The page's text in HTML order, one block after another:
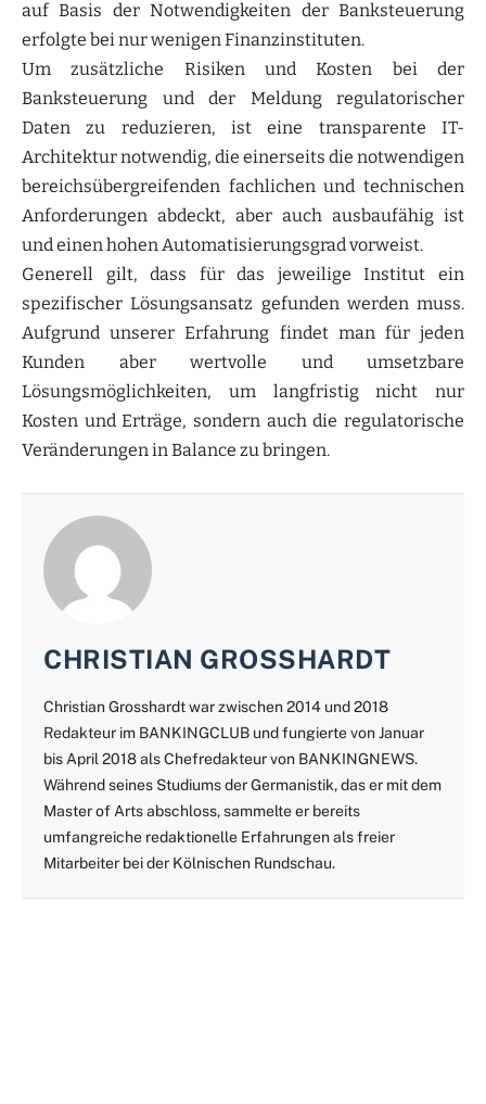
auf Basis der Notwendigkeiten der Banksteuerung
erfolgte bei nur wenigen Finanzinstituten.
Um zusätzliche Risiken und Kosten bei der
Banksteuerung und der Meldung regulatorischer
Daten zu reduzieren, ist eine transparente IT-
Architektur notwendig, die einerseits die notwendigen
bereichsübergreifenden fachlichen und technischen
Anforderungen abdeckt, aber auch ausbaufähig ist
und einen hohen Automatisierungsgrad vorweist.
Generell gilt, dass für das jeweilige Institut ein
spezifischer Lösungsansatz gefunden werden muss.
Aufgrund unserer Erfahrung findet man für jeden
Kunden aber wertvolle und umsetzbare
Lösungsmöglichkeiten, um langfristig nicht nur
Kosten und Erträge, sondern auch die regulatorische
Veränderungen in Balance zu bringen.
CHRISTIAN GROSSHARDT
Christian Grosshardt war zwischen 2014 und 2018
Redakteur im BANKINGCLUB und fungierte von Januar
bis April 2018 als Chefredakteur von BANKINGNEWS.
Während seines Studiums der Germanistik, das er mit dem
Master of Arts abschloss, sammelte er bereits
umfangreiche redaktionelle Erfahrungen als freier
Mitarbeiter bei der Kölnischen Rundschau.